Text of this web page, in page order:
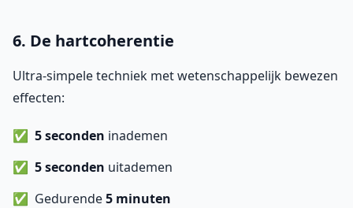
6. De hartcoherentie
Ultra-simpele techniek met wetenschappelijk bewezen
effecten:
5 seconden inademen
5 seconden uitademen
Gedurende5 minuten